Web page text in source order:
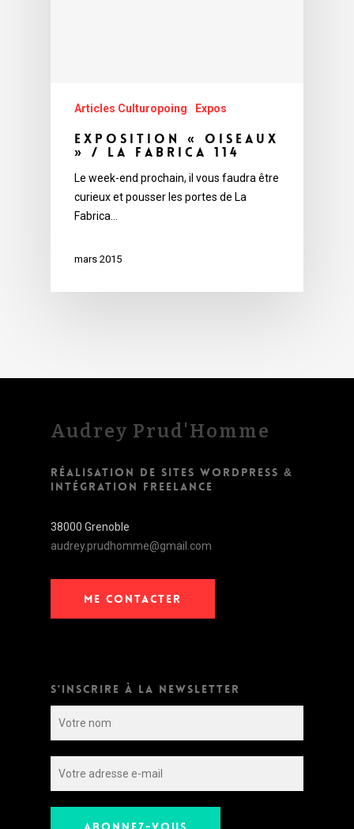
Articles Culturopoing Expos
Exposition « Oiseaux
» / La Fabrica 114
Le week-end prochain, il vous faudra être
curieux et pousser les portes de La
Fabrica…
mars 2015
Audrey Prud'Homme
RÉALISATION DE SITES WORDPRESS &
INTÉGRATION FREELANCE
38000 Grenoble
audrey.prudhomme@gmail.com
ME CONTACTER
S’INSCRIRE À LA NEWSLETTER